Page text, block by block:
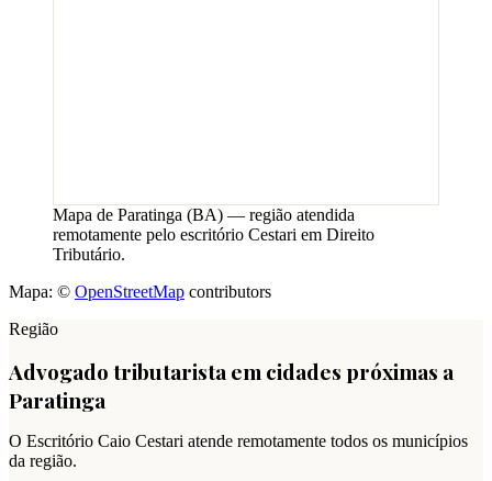
Mapa de Paratinga (BA) — região atendida
remotamente pelo escritório Cestari em Direito
Tributário.
Mapa: © OpenStreetMap contributors
Região
Advogado tributarista em cidades próximas a
Paratinga
O Escritório Caio Cestari atende remotamente todos os municípios
da região.